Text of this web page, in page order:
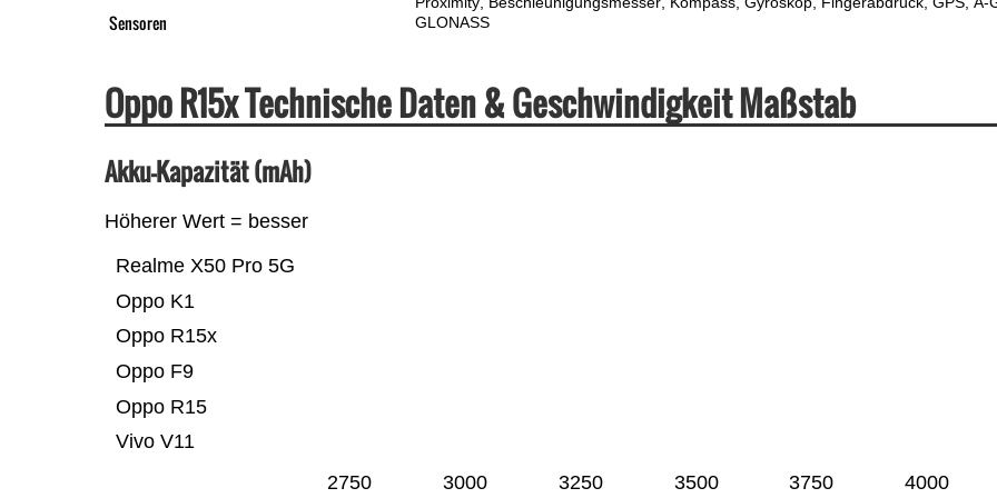
Sensoren
GLONASS
Oppo R15x Technische Daten & Geschwindigkeit Maßstab
Akku-Kapazität (mAh)
Höherer Wert = besser
Vivo V11
Oppo R15
Oppo F9
Oppo R15x
Oppo K1
Realme X50 Pro 5G
2750 3000 3250 3500 3750 4000